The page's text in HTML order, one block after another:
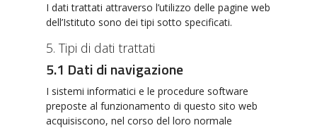
I dati trattati attraverso l’utilizzo delle pagine web
dell’Istituto sono dei tipi sotto specificati.
5. Tipi di dati trattati
5.1 Dati di navigazione
I sistemi informatici e le procedure software
preposte al funzionamento di questo sito web
acquisiscono, nel corso del loro normale